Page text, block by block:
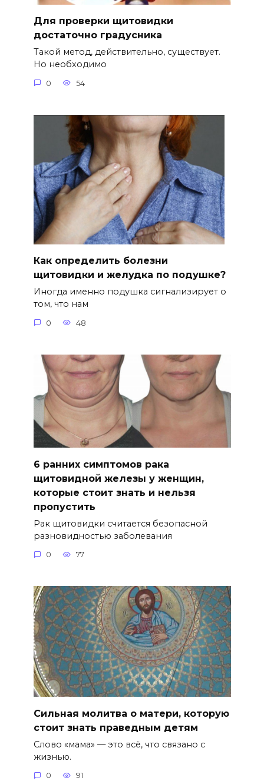
Для проверки щитовидки
достаточно градусника
Такой метод, действительно, существует.
Но необходимо
0 54
Как определить болезни
щитовидки и желудка по подушке?
Иногда именно подушка сигнализирует о
том, что нам
0 48
6 ранних симптомов рака
щитовидной железы у женщин,
которые стоит знать и нельзя
пропустить
Рак щитовидки считается безопасной
разновидностью заболевания
0 77
Сильная молитва о матери, которую
стоит знать праведным детям
Слово «мама» — это всё, что связано с
жизнью.
0 91